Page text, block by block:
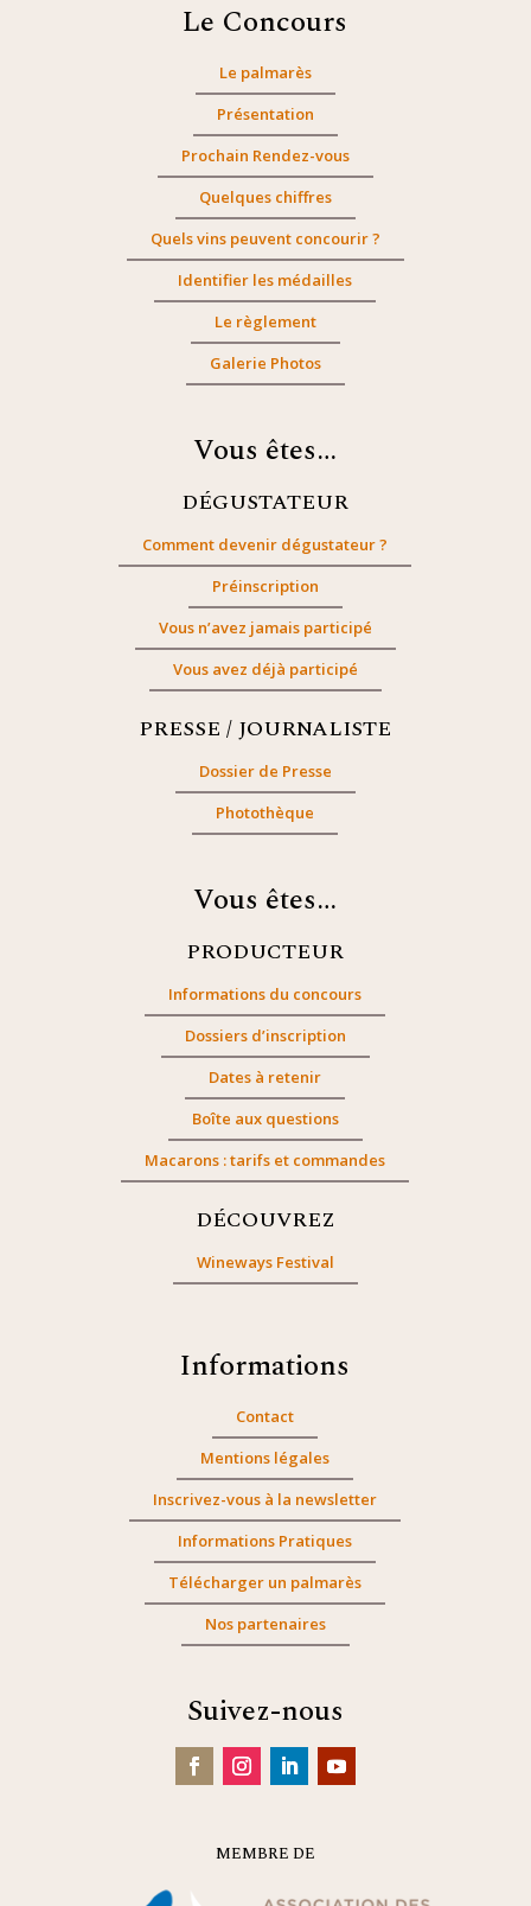
Le Concours
Le palmarès
Présentation
Prochain Rendez-vous
Quelques chiffres
Quels vins peuvent concourir ?
Identifier les médailles
Le règlement
Galerie Photos
Vous êtes…
DÉGUSTATEUR
Comment devenir dégustateur ?
Préinscription
Vous n’avez jamais participé
Vous avez déjà participé
PRESSE / JOURNALISTE
Dossier de Presse
Photothèque
Vous êtes…
PRODUCTEUR
Informations du concours
Dossiers d’inscription
Dates à retenir
Boîte aux questions
Macarons : tarifs et commandes
DÉCOUVREZ
Wineways Festival
Informations
Contact
Mentions légales
Inscrivez-vous à la newsletter
Informations Pratiques
Télécharger un palmarès
Nos partenaires
Suivez-nous
MEMBRE DE